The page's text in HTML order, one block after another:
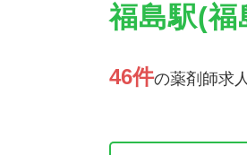
福島駅(福
46件の薬剤師求人